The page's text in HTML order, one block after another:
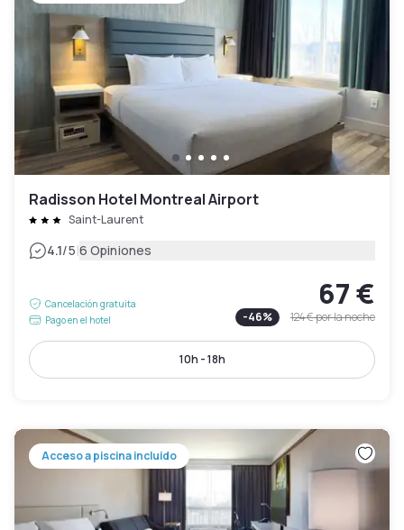
Radisson Hotel Montreal Airport
Saint-Laurent
4.1/5|6 Opiniones
Cancelación gratuita
Pago en el hotel
67 €
-46% 124 €por la noche
10h - 18h
Acceso a piscina incluido